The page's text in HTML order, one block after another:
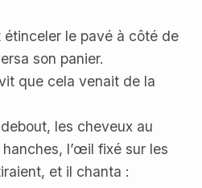
le pavé à côté de
son panier.
que cela venait de la
les cheveux au
l’œil fixé sur les
et il chanta :